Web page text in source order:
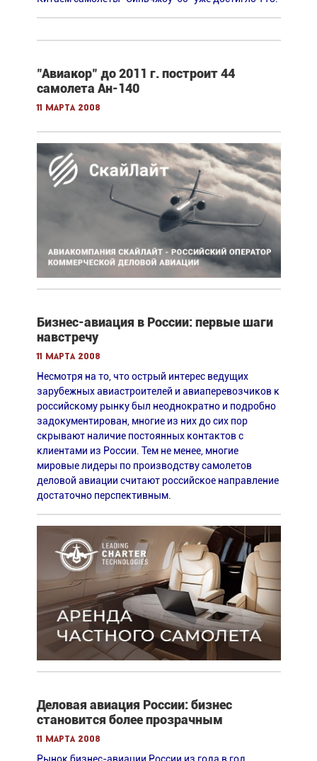
"Авиакор" до 2011 г. построит 44
самолета Ан-140
11 марта 2008
Бизнес-авиация в России: первые шаги
навстречу
11 марта 2008
Несмотря на то, что острый интерес ведущих
зарубежных авиастроителей и авиаперевозчиков к
российскому рынку был неоднократно и подробно
задокументирован, многие из них до сих пор
скрывают наличие постоянных контактов с
клиентами из России. Тем не менее, многие
мировые лидеры по производству самолетов
деловой авиации считают российское направление
достаточно перспективным.
Деловая авиация России: бизнес
становится более прозрачным
11 марта 2008